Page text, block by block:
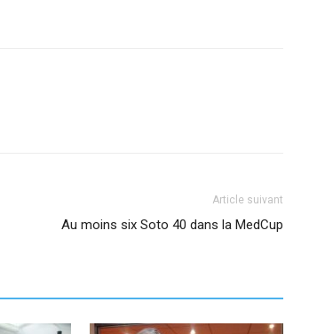
Article suivant
Au moins six Soto 40 dans la MedCup